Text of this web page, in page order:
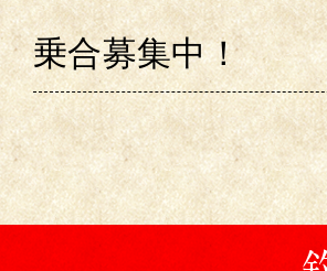
乗合募集中！